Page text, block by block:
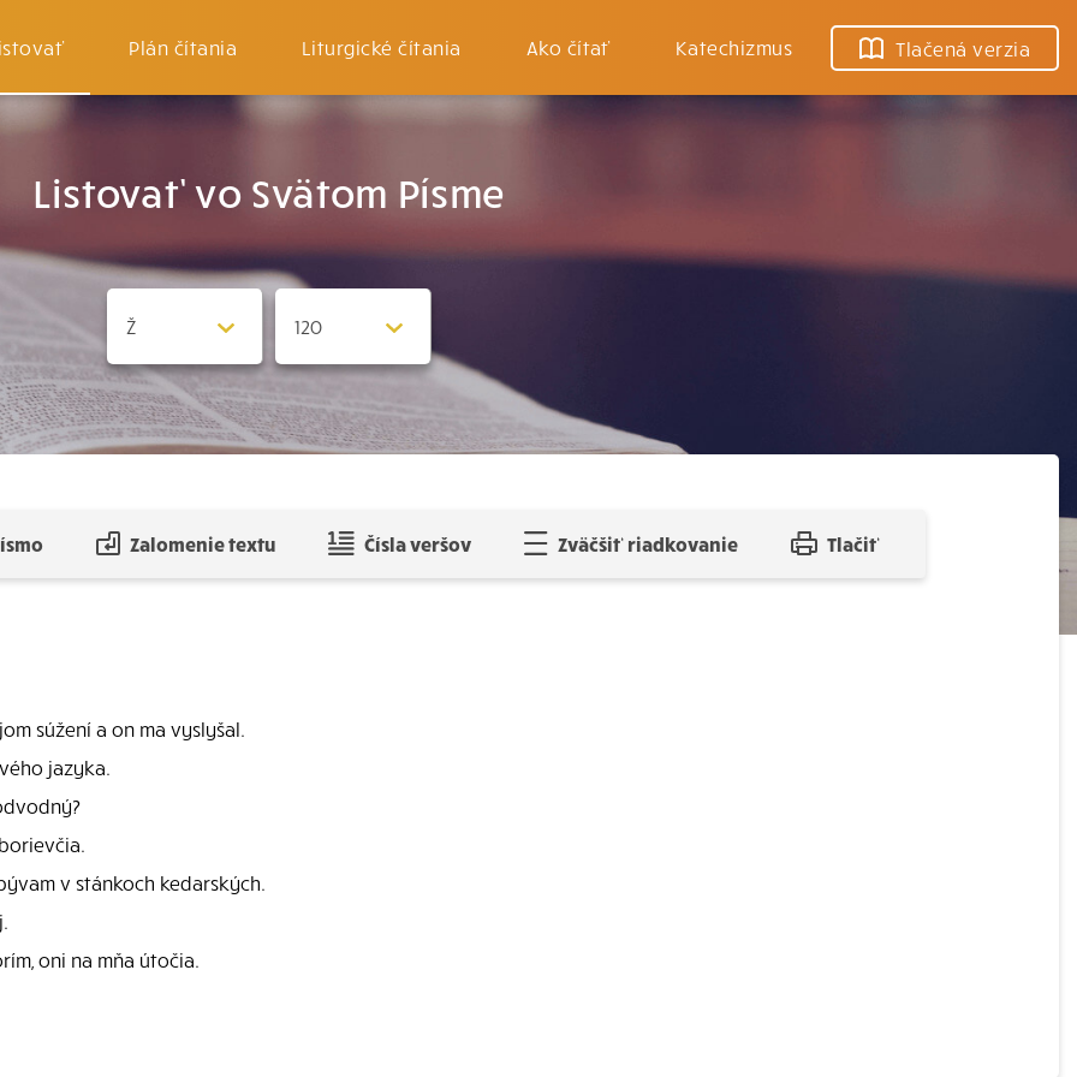
Plán čítania Liturgické čítania Ako čítať Katechizmus Tlačená verzia
Listovať vo Svätom Písme
Zalomenie textu Čísla veršov Zväčšiť riadkovanie Tlačiť
súžení a on ma vyslyšal.
jazyka.
v stánkoch kedarských.
oni na mňa útočia.